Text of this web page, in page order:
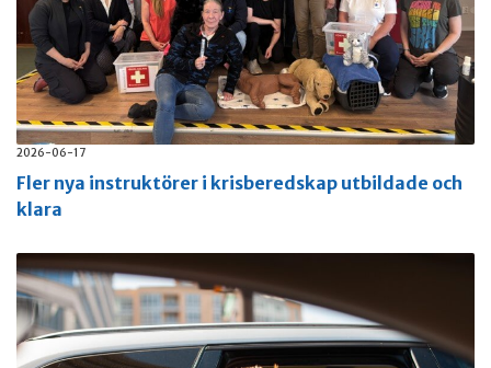
2026-06-17
Fler nya instruktörer i krisberedskap utbildade och
klara